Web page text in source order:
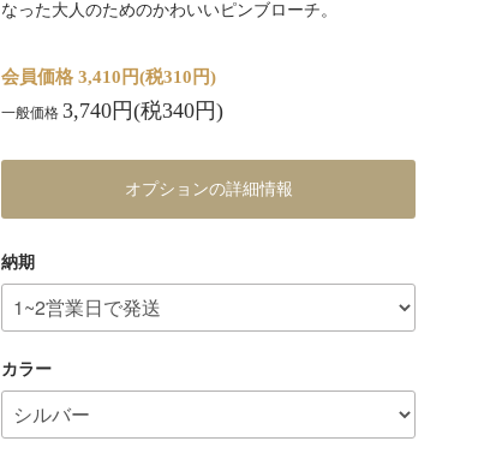
なった大人のためのかわいいピンブローチ。
会員価格 3,410円(税310円)
一般価格 3,740円(税340円)
オプションの詳細情報
納期
カラー